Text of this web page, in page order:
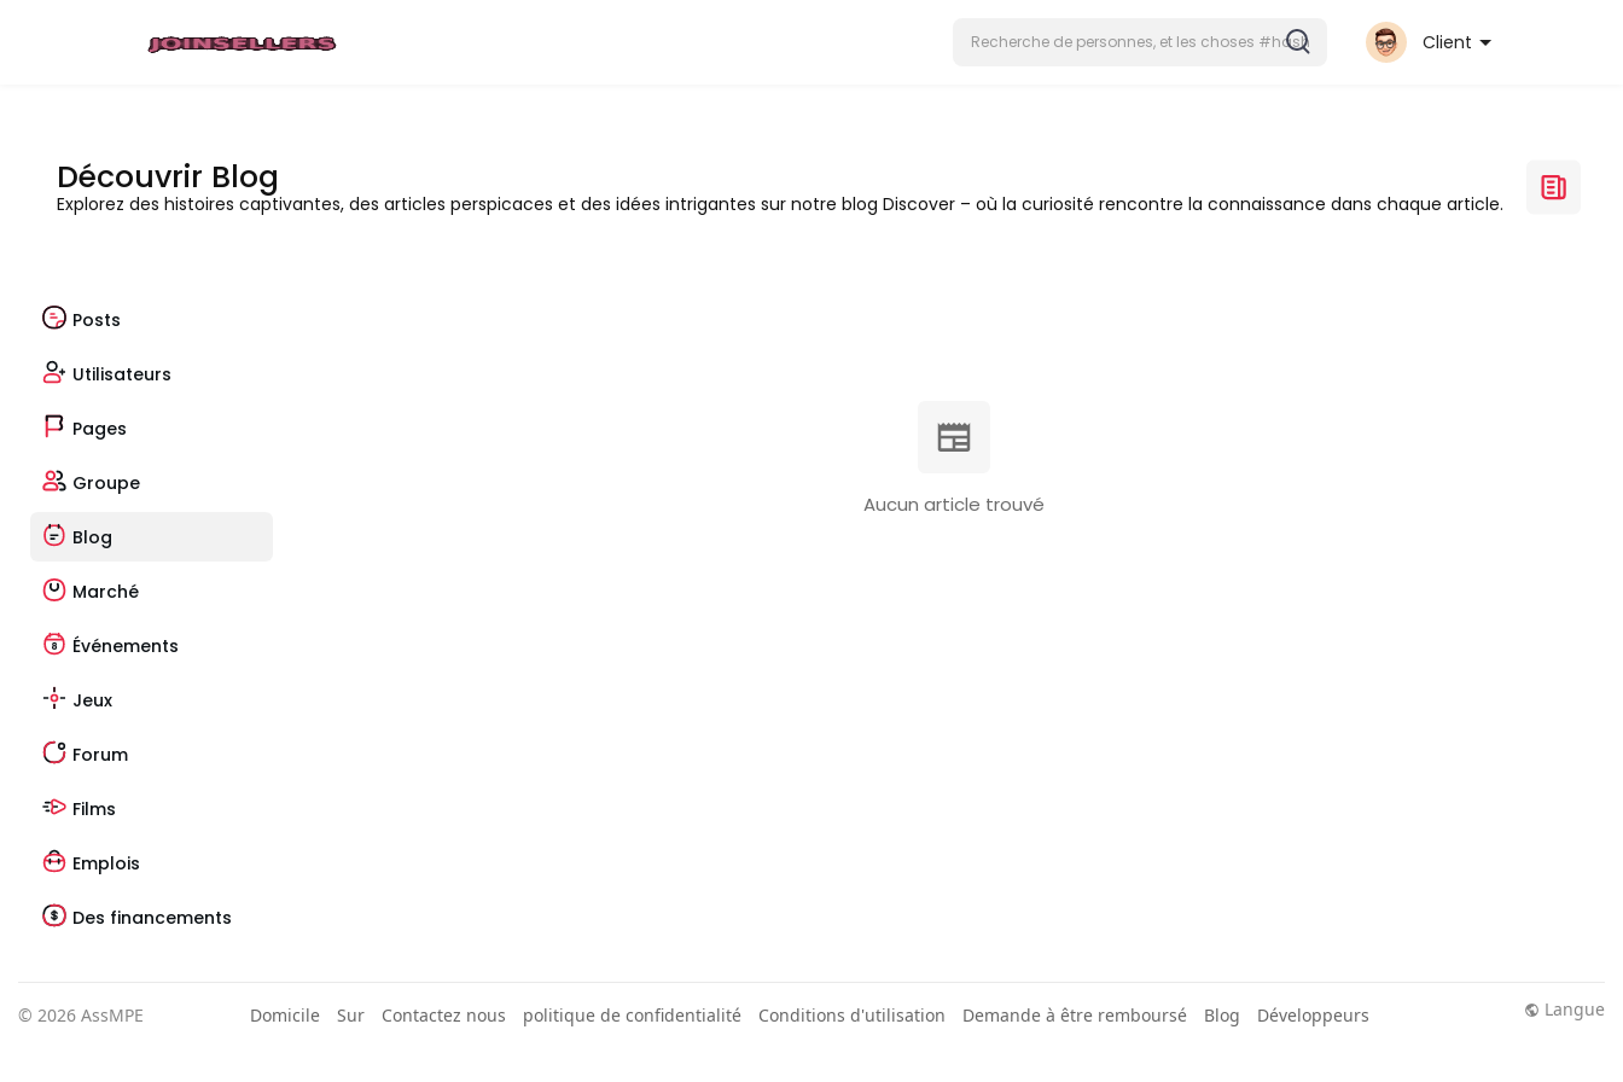
Client
Découvrir Blog
Explorez des histoires captivantes, des articles perspicaces et des idées intrigantes sur notre blog Discover – où la curiosité rencontre la connaissance dans chaque article.
Posts
Utilisateurs
Pages
Groupe
Blog
Marché
Événements
Jeux
Forum
Films
Emplois
Des financements
Aucun article trouvé
© 2026 AssMPE Domicile Sur Contactez nous politique de confidentialité Conditions d'utilisation Demande à être remboursé Blog Développeurs Langue